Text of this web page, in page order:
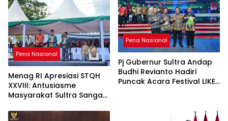
Pena Nasional
Menag RI Apresiasi STQH
XXVIII: Antusiasme
Masyarakat Sultra Sangat
Pena Nasional
Pj Gubernur Sultra Andap
Budhi Revianto Hadiri
Puncak Acara Festival LIKE-